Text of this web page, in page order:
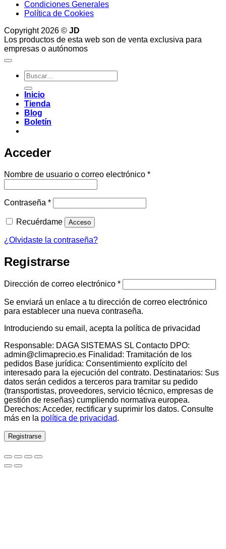
Condiciones Generales
Política de Cookies
Copyright 2026 © JD
Los productos de esta web son de venta exclusiva para
empresas o autónomos
Buscar
por:
Inicio
Tienda
Blog
Boletín
Acceder
Nombre de usuario o correo electrónico *Obligatorio
Contraseña *Obligatorio
Recuérdame Acceso
¿Olvidaste la contraseña?
Registrarse
Dirección de correo electrónico *Obligatorio
Se enviará un enlace a tu dirección de correo electrónico
para establecer una nueva contraseña.
Introduciendo su email, acepta la política de privacidad
Responsable: DAGA SISTEMAS SL Contacto DPO:
admin@climaprecio.es Finalidad: Tramitación de los
pedidos Base jurídica: Consentimiento explícito del
interesado para la ejecución del contrato. Destinatarios: Sus
datos serán cedidos a terceros para tramitar su pedido
(transportistas, proveedores, servicio técnico, empresas de
gestión de reseñas) cumpliendo normativa europea.
Derechos: Acceder, rectificar y suprimir los datos. Consulte
más en la política de privacidad.
Registrarse